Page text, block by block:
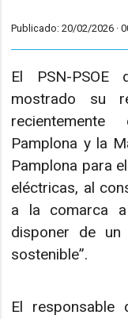
Publicado: 20/02/2026 ·
El PSN-
mostrado su
Pamplona y la
Pamplona para
eléctricas, al
a la comarca
disponer de un
sostenible”.
El responsable